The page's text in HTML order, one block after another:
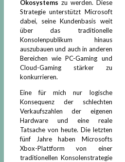
Ökosystems zu werden. Diese
Strategie unterstützt Microsoft
dabei, seine Kundenbasis weit
über das traditionelle
Konsolenpublikum hinaus
auszubauen und auch in anderen
Bereichen wie PC-Gaming und
Cloud-Gaming stärker zu
konkurrieren.
Eine für mich nur logische
Konsequenz der schlechten
Verkaufszahlen der eigenen
Hardware und eine reale
Tatsache von heute. Die letzten
fünf Jahre haben Microsofts
Xbox-Plattform von einer
traditionellen Konsolenstrategie